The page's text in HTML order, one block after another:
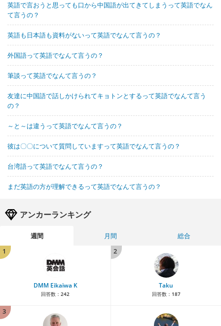
英語で言おうと思っても口から中国語が出てきてしまうって英語でなん
て言うの？
英語も日本語も資料がないって英語でなんて言うの？
外国語って英語でなんて言うの？
筆談って英語でなんて言うの？
友達に中国語で話しかけられてキョトンとするって英語でなんて言う
の？
～と～は違うって英語でなんて言うの？
彼は〇〇について質問していますって英語でなんて言うの？
台湾語って英語でなんて言うの？
まだ英語の方が理解できるって英語でなんて言うの？
アンカーランキング
週間 月間
総合
1
DMM Eikaiwa K
回答数： 242
2
Taku
回答数： 187
3